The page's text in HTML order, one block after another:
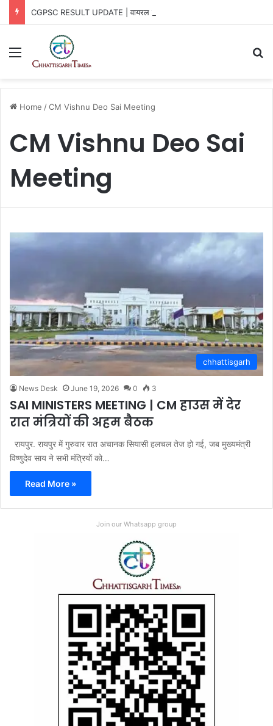
CGPSC RESULT UPDATE | वायरल नामों पर आयोग का खुलासा
Menu
Home /CM Vishnu Deo Sai Meeting
CM Vishnu Deo Sai
Meeting
chhattisgarh
News Desk June 19, 2026 0 3
SAI MINISTERS MEETING | CM हाउस में देर
रात मंत्रियों की अहम बैठक
रायपुर. रायपुर में गुरुवार रात अचानक सियासी हलचल तेज हो गई, जब मुख्यमंत्री
विष्णुदेव साय ने सभी मंत्रियों को…
Read More »
Join our Whatsapp group